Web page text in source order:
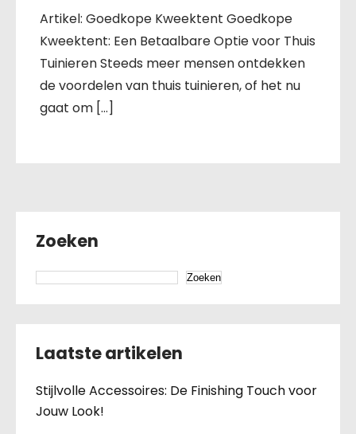
Artikel: Goedkope Kweektent Goedkope
Kweektent: Een Betaalbare Optie voor Thuis
Tuinieren Steeds meer mensen ontdekken
de voordelen van thuis tuinieren, of het nu
gaat om […]
Zoeken
Zoeken
Laatste artikelen
Stijlvolle Accessoires: De Finishing Touch voor
Jouw Look!